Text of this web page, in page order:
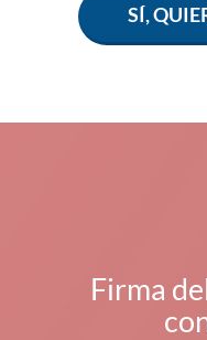
SÍ,
Firma